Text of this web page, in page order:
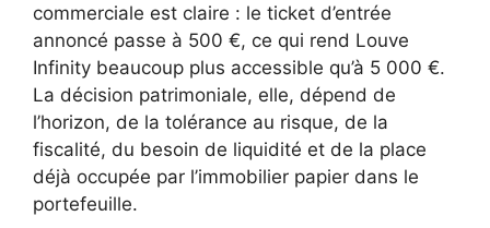
commerciale est claire : le ticket d’entrée
annoncé passe à 500 €, ce qui rend Louve
Infinity beaucoup plus accessible qu’à 5 000 €.
La décision patrimoniale, elle, dépend de
l’horizon, de la tolérance au risque, de la
fiscalité, du besoin de liquidité et de la place
déjà occupée par l’immobilier papier dans le
portefeuille.